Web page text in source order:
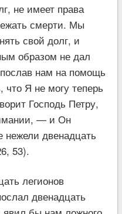
не имеет права
смерти. Мы
свой долг, и
образом не дал
нам на помощь
Я не могу теперь
Господь Петру,
— и Он
двенадцать
53).
легионов
двенадцать